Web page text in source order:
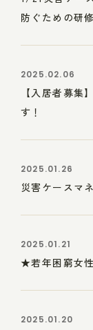
防ぐための研
2025.02.06
【入居者募集
す！
2025.01.26
災害ケースマ
2025.01.21
★若年困窮女
2025.01.20